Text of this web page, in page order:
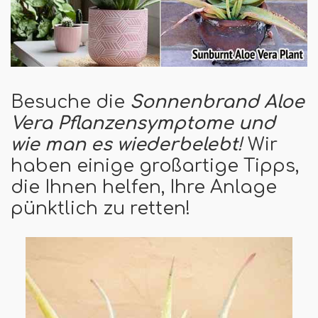
Besuche die Sonnenbrand Aloe
Vera Pflanzensymptome und
wie man es wiederbelebt!Wir
haben einige großartige Tipps,
die Ihnen helfen, Ihre Anlage
pünktlich zu retten!